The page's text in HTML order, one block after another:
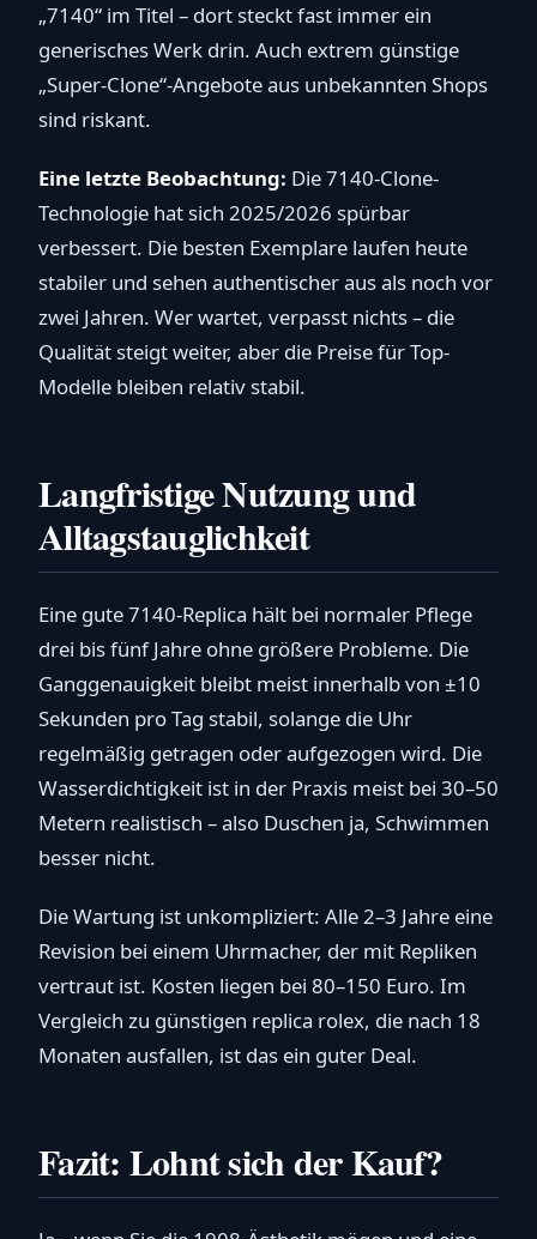
„7140“ im Titel – dort steckt fast immer ein
generisches Werk drin. Auch extrem günstige
„Super-Clone“-Angebote aus unbekannten Shops
sind riskant.
Eine letzte Beobachtung: Die 7140-Clone-
Technologie hat sich 2025/2026 spürbar
verbessert. Die besten Exemplare laufen heute
stabiler und sehen authentischer aus als noch vor
zwei Jahren. Wer wartet, verpasst nichts – die
Qualität steigt weiter, aber die Preise für Top-
Modelle bleiben relativ stabil.
Langfristige Nutzung und
Alltagstauglichkeit
Eine gute 7140-Replica hält bei normaler Pflege
drei bis fünf Jahre ohne größere Probleme. Die
Ganggenauigkeit bleibt meist innerhalb von ±10
Sekunden pro Tag stabil, solange die Uhr
regelmäßig getragen oder aufgezogen wird. Die
Wasserdichtigkeit ist in der Praxis meist bei 30–50
Metern realistisch – also Duschen ja, Schwimmen
besser nicht.
Die Wartung ist unkompliziert: Alle 2–3 Jahre eine
Revision bei einem Uhrmacher, der mit Repliken
vertraut ist. Kosten liegen bei 80–150 Euro. Im
Vergleich zu günstigen replica rolex, die nach 18
Monaten ausfallen, ist das ein guter Deal.
Fazit: Lohnt sich der Kauf?